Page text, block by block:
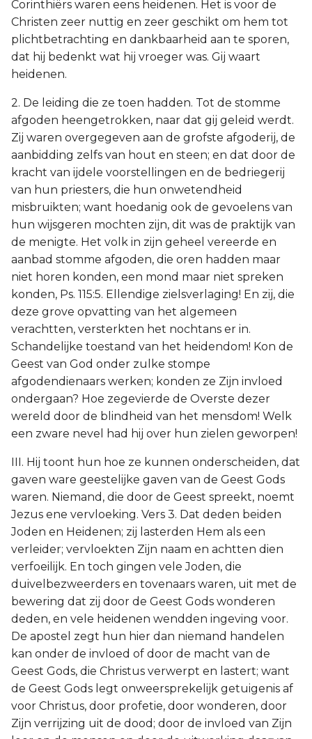
Corinthiërs waren eens heidenen. Het is voor de
Christen zeer nuttig en zeer geschikt om hem tot
plichtbetrachting en dankbaarheid aan te sporen,
dat hij bedenkt wat hij vroeger was. Gij waart
heidenen.
2. De leiding die ze toen hadden. Tot de stomme
afgoden heengetrokken, naar dat gij geleid werdt.
Zij waren overgegeven aan de grofste afgoderij, de
aanbidding zelfs van hout en steen; en dat door de
kracht van ijdele voorstellingen en de bedriegerij
van hun priesters, die hun onwetendheid
misbruikten; want hoedanig ook de gevoelens van
hun wijsgeren mochten zijn, dit was de praktijk van
de menigte. Het volk in zijn geheel vereerde en
aanbad stomme afgoden, die oren hadden maar
niet horen konden, een mond maar niet spreken
konden, Ps. 115:5. Ellendige zielsverlaging! En zij, die
deze grove opvatting van het algemeen
verachtten, versterkten het nochtans er in.
Schandelijke toestand van het heidendom! Kon de
Geest van God onder zulke stompe
afgodendienaars werken; konden ze Zijn invloed
ondergaan? Hoe zegevierde de Overste dezer
wereld door de blindheid van het mensdom! Welk
een zware nevel had hij over hun zielen geworpen!
III. Hij toont hun hoe ze kunnen onderscheiden, dat
gaven ware geestelijke gaven van de Geest Gods
waren. Niemand, die door de Geest spreekt, noemt
Jezus ene vervloeking. Vers 3. Dat deden beiden
Joden en Heidenen; zij lasterden Hem als een
verleider; vervloekten Zijn naam en achtten dien
verfoeilijk. En toch gingen vele Joden, die
duivelbezweerders en tovenaars waren, uit met de
bewering dat zij door de Geest Gods wonderen
deden, en vele heidenen wendden ingeving voor.
De apostel zegt hun hier dan niemand handelen
kan onder de invloed of door de macht van de
Geest Gods, die Christus verwerpt en lastert; want
de Geest Gods legt onweersprekelijk getuigenis af
voor Christus, door profetie, door wonderen, door
Zijn verrijzing uit de dood; door de invloed van Zijn